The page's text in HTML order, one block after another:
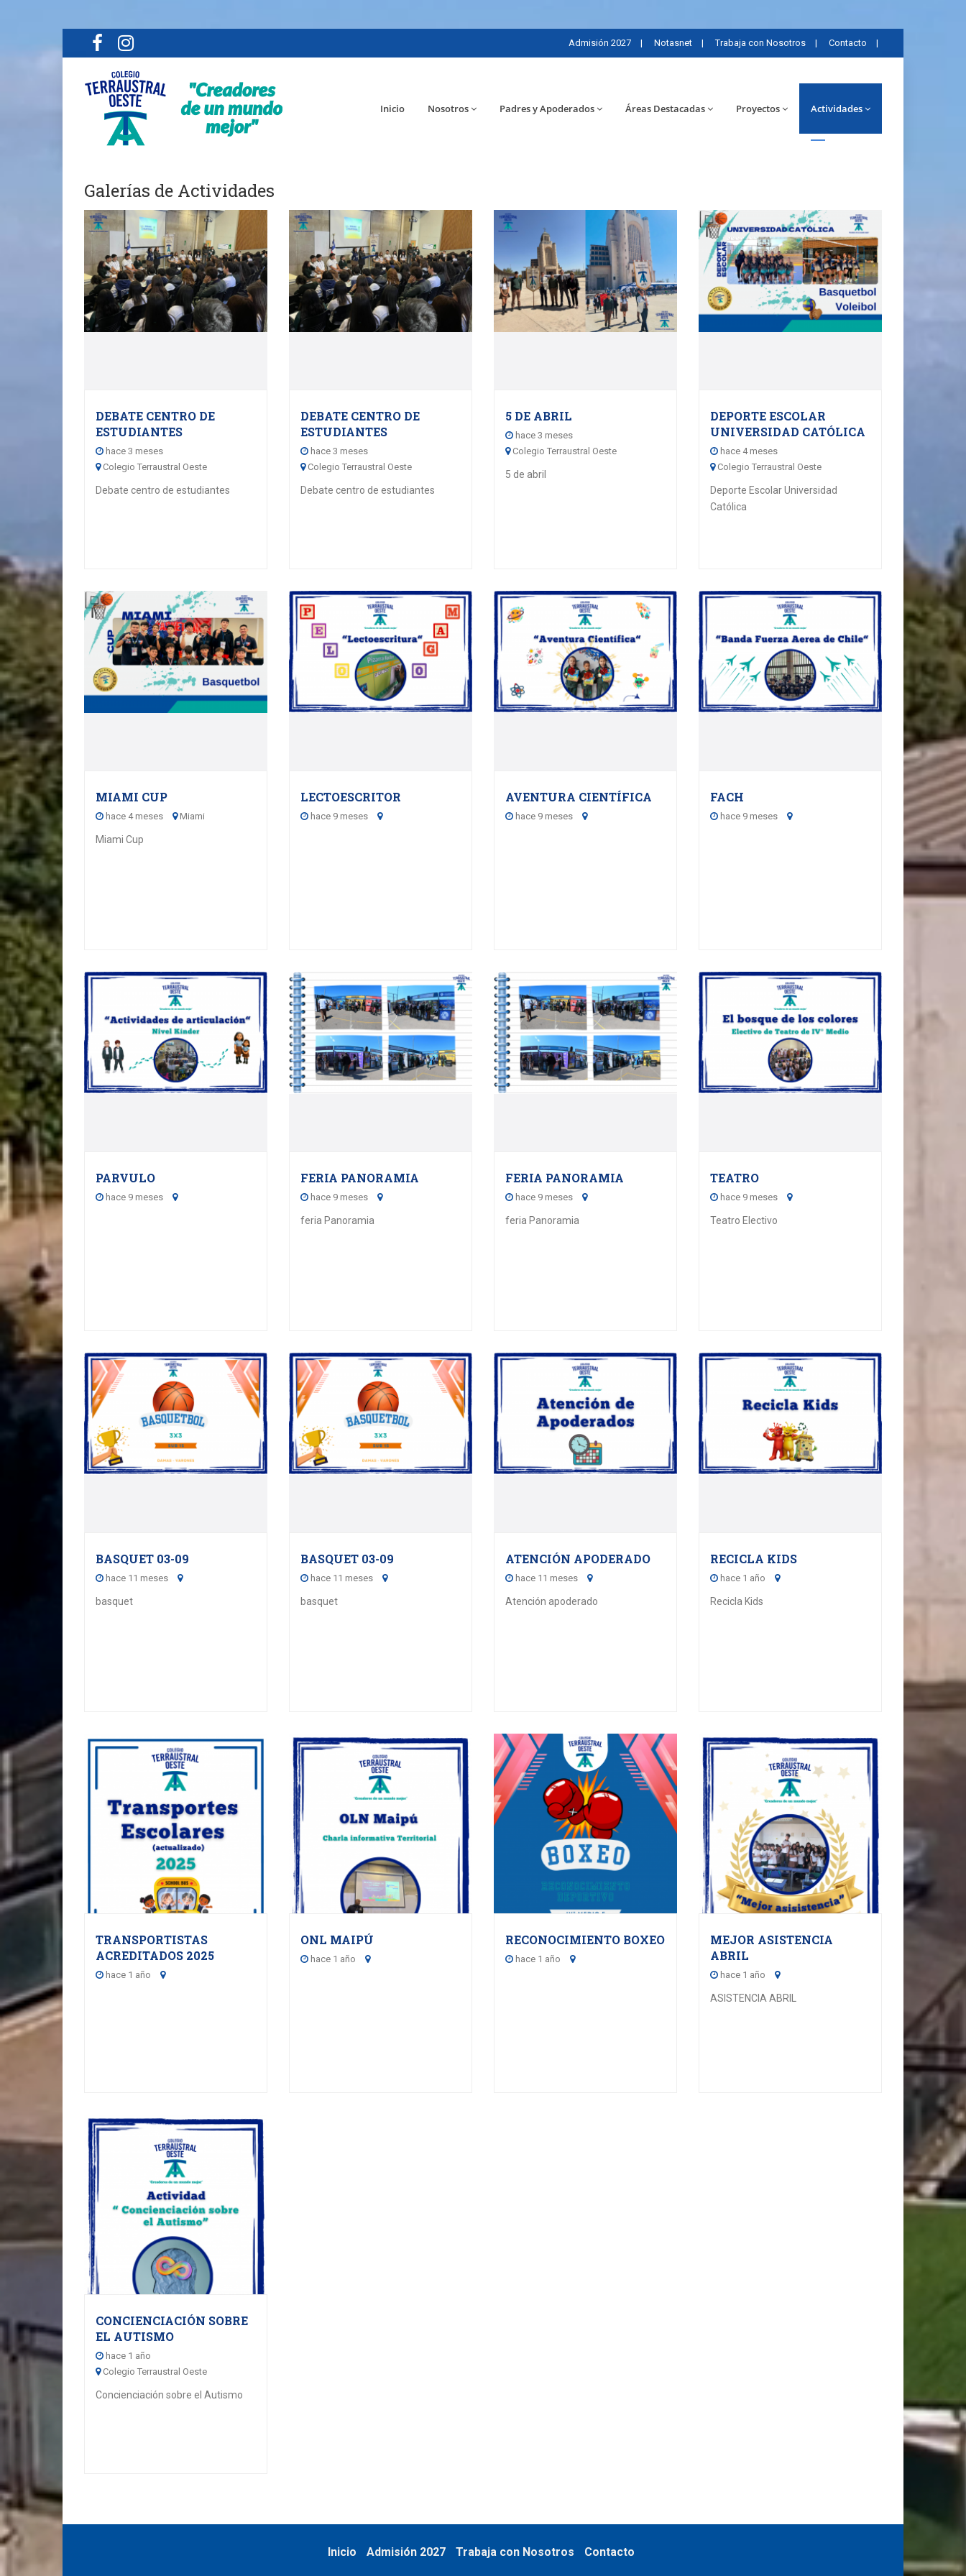
Admisión 2027 | Notasnet | Trabaja con Nosotros | Contacto |
Inicio Nosotros Padres y Apoderados Áreas Destacadas Proyectos Actividades
Galerías de Actividades
DEBATE CENTRO DE
ESTUDIANTES
hace 3 meses
Colegio Terraustral Oeste
Debate centro de estudiantes
DEBATE CENTRO DE
ESTUDIANTES
hace 3 meses
Colegio Terraustral Oeste
Debate centro de estudiantes
5 DE ABRIL
hace 3 meses
Colegio Terraustral Oeste
5 de abril
DEPORTE ESCOLAR
UNIVERSIDAD CATÓLICA
hace 4 meses
Colegio Terraustral Oeste
Deporte Escolar Universidad
Católica
MIAMI CUP
hace 4 meses Miami
Miami Cup
LECTOESCRITOR
hace 9 meses
AVENTURA CIENTÍFICA
hace 9 meses
FACH
hace 9 meses
PARVULO
hace 9 meses
FERIA PANORAMIA
hace 9 meses
feria Panoramia
FERIA PANORAMIA
hace 9 meses
feria Panoramia
TEATRO
hace 9 meses
Teatro Electivo
BASQUET 03-09
hace 11 meses
basquet
BASQUET 03-09
hace 11 meses
basquet
ATENCIÓN APODERADO
hace 11 meses
Atención apoderado
RECICLA KIDS
hace 1 año
Recicla Kids
10
MARCH - 2025
TRANSPORTISTAS
ACREDITADOS 2025
hace 1 año
07
MAY - 2025
ONL MAIPÚ
hace 1 año
08
MAY - 2025
RECONOCIMIENTO BOXEO
hace 1 año
MEJOR ASISTENCIA
ABRIL
hace 1 año
ASISTENCIA ABRIL
CONCIENCIACIÓN SOBRE
EL AUTISMO
hace 1 año
Colegio Terraustral Oeste
Concienciación sobre el Autismo
Inicio Admisión 2027 Trabaja con Nosotros Contacto